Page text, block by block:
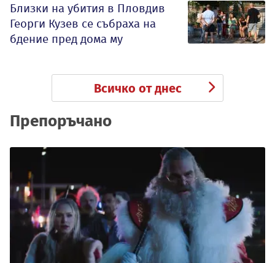
Близки на убития в Пловдив
Георги Кузев се събраха на
бдение пред дома му
Всичко от днес
Препоръчано